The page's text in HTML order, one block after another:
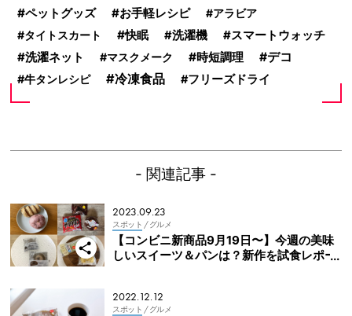
ペットグッズ お手軽レシピ
アラビア
タイトスカート
快眠 洗濯機
スマートウォッチ
洗濯ネット
マスクメーク 時短調理 デコ
牛タンレシピ 冷凍食品 フリーズドライ
- 関連記事 -
2023.09.23
スポット / グルメ
【コンビニ新商品9月19日〜】今週の美味
しいスイーツ＆パンは？新作を試食レポー
2022.12.12
スポット / グルメ